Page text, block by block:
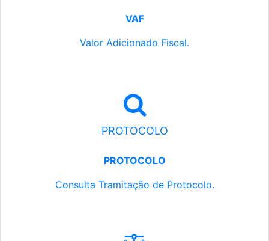
VAF
Valor Adicionado Fiscal.
PROTOCOLO
PROTOCOLO
Consulta Tramitação de Protocolo.